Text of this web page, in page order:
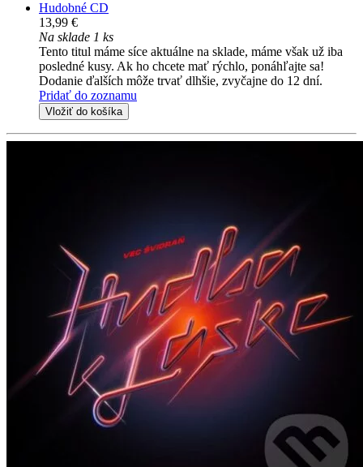
Hudobné CD
13,99 €
Na sklade 1 ks
Tento titul máme síce aktuálne na sklade, máme však už iba
posledné kusy. Ak ho chcete mať rýchlo, ponáhľajte sa!
Dodanie ďalších môže trvať dlhšie, zvyčajne do 12 dní.
Pridať do zoznamu
Vložiť do košíka